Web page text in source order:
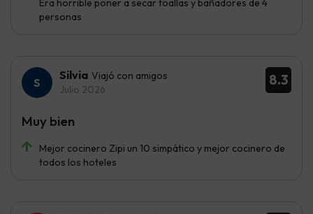
Era horrible poner a secar toallas y bañadores de 4
personas
8.3
Silvia Viajó con amigos
Julio 2026
Mejor cocinero Zipi un 10 simpático y mejor cocinero de
todos los hoteles
Muy bien